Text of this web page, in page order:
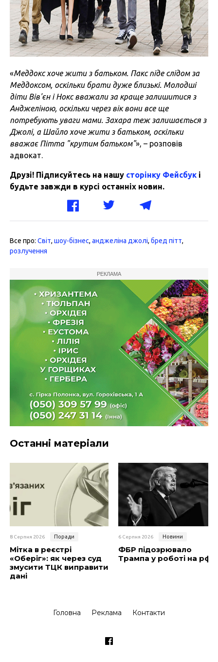
«Меддокс хоче жити з батьком. Пакс піде слідом за
Меддоксом, оскільки брати дуже близькі. Молодші
діти Вів'єн і Нокс вважали за краще залишитися з
Анджеліною, оскільки через вік вони все ще
потребують уваги мами. Захара теж залишається з
Джолі, а Шайло хоче жити з батьком, оскільки
вважає Пітта "крутим батьком"», – розповів
адвокат.
Друзі! Підписуйтесь на нашу сторінку Фейсбук і
будьте завжди в курсі останніх новин.
Все про: Світ, шоу-бізнес, анджеліна джолі, бред пітт,
розлучення
РЕКЛАМА
Останні матеріали
8 Серпня 2026 Поради
Мітка в реєстрі
«Оберіг»: як через суд
змусити ТЦК виправити
дані
6 Серпня 2026 Новини
ФБР підозрювало
Трампа у роботі на рф
Головна Реклама Контакти